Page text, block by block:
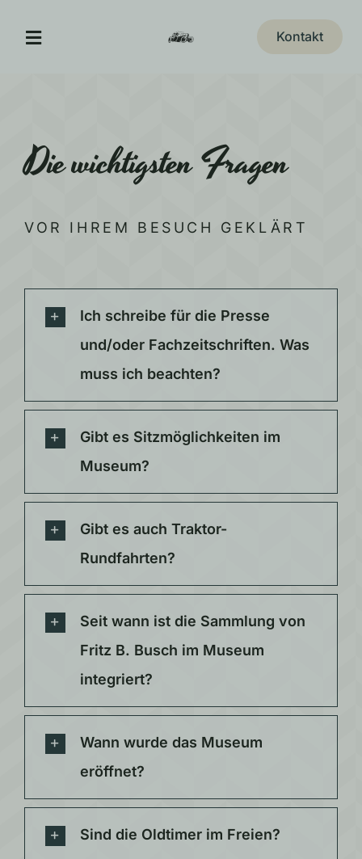
Inhalt
Toggle
Jägerhof Restaurant
Erlebnis-Gutschein
Kontakt
Die wichtigsten Fragen
VOR IHREM BESUCH GEKLÄRT
Ich schreibe für die Presse
und/oder Fachzeitschriften. Was
muss ich beachten?
Gibt es Sitzmöglichkeiten im
Museum?
Gibt es auch Traktor-
Rundfahrten?
Seit wann ist die Sammlung von
Fritz B. Busch im Museum
integriert?
Wann wurde das Museum
eröffnet?
Sind die Oldtimer im Freien?